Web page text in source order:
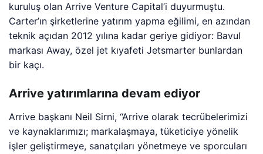
kuruluş olan Arrive Venture Capital’i duyurmuştu.
Carter’ın şirketlerine yatırım yapma eğilimi, en azından
teknik açıdan 2012 yılına kadar geriye gidiyor: Bavul
markası Away, özel jet kıyafeti Jetsmarter bunlardan
bir kaçı.
Arrive yatırımlarına devam ediyor
Arrive başkanı Neil Sirni, “Arrive olarak tecrübelerimizi
ve kaynaklarımızı; markalaşmaya, tüketiciye yönelik
işler geliştirmeye, sanatçıları yönetmeye ve sporcuları